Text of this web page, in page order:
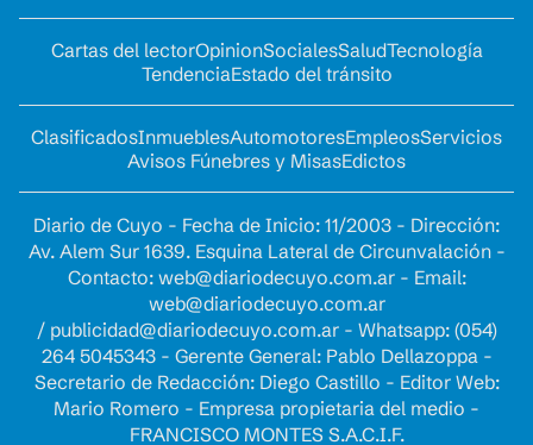
Cartas del lectorOpinionSocialesSaludTecnología
TendenciaEstado del tránsito
ClasificadosInmueblesAutomotoresEmpleosServicios
Avisos Fúnebres y MisasEdictos
Diario de Cuyo - Fecha de Inicio: 11/2003 - Dirección:
Av. Alem Sur 1639. Esquina Lateral de Circunvalación -
Contacto: web@diariodecuyo.com.ar- Email:
web@diariodecuyo.com.ar
/ publicidad@diariodecuyo.com.ar- Whatsapp: (054)
264 5045343 - Gerente General: Pablo Dellazoppa -
Secretario de Redacción: Diego Castillo - Editor Web:
Mario Romero - Empresa propietaria del medio -
FRANCISCO MONTES S.A.C.I.F.